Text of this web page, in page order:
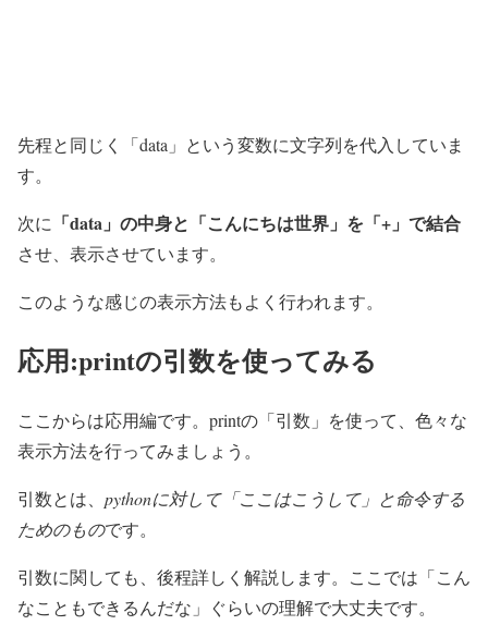
先程と同じく「data」という変数に文字列を代入していま
す。
次に 「data」の中身と「こんにちは世界」を「+」で結合
させ、表示させています。
このような感じの表示方法もよく行われます。
応用:printの引数を使ってみる
ここからは応用編です。printの「引数」を使って、色々な
表示方法を行ってみましょう。
引数とは、 pythonに対して「ここはこうして」と命令する
ためのものです。
引数に関しても、後程詳しく解説します。ここでは「こん
なこともできるんだな」ぐらいの理解で大丈夫です。